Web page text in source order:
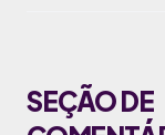
SEÇÃO DE